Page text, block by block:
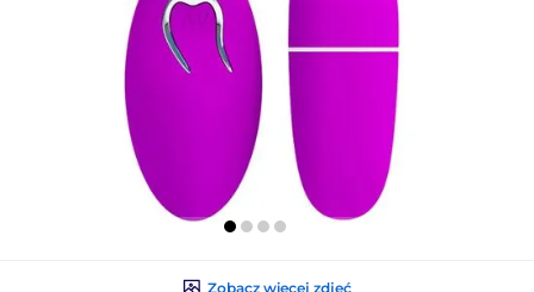
Zobacz więcej zdjęć